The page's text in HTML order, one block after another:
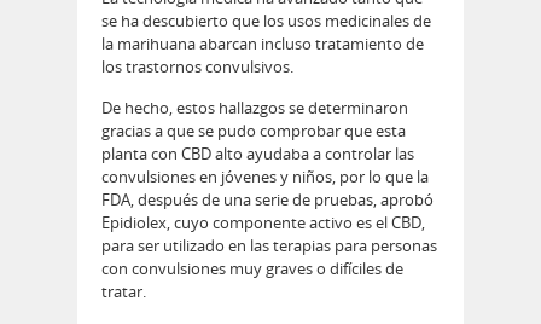
se ha descubierto que los usos medicinales de
la marihuana abarcan incluso tratamiento de
los trastornos convulsivos.
De hecho, estos hallazgos se determinaron
gracias a que se pudo comprobar que esta
planta con CBD alto ayudaba a controlar las
convulsiones en jóvenes y niños, por lo que la
FDA, después de una serie de pruebas, aprobó
Epidiolex, cuyo componente activo es el CBD,
para ser utilizado en las terapias para personas
con convulsiones muy graves o difíciles de
tratar.